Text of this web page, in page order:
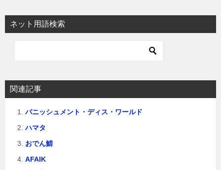
ビ
ゲ
ョ
ン
ネット用語検索
関連記事
バニッシュメント・ディス・ワールド
ハマタ
おでん鯖
AFAIK